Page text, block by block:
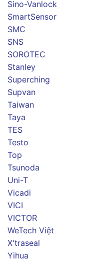
Sino-Vanlock
SmartSensor
SMC
SNS
SOROTEC
Stanley
Superching
Supvan
Taiwan
Taya
TES
Testo
Top
Tsunoda
Uni-T
Vicadi
VICI
VICTOR
WeTech Việt
X'traseal
Yihua